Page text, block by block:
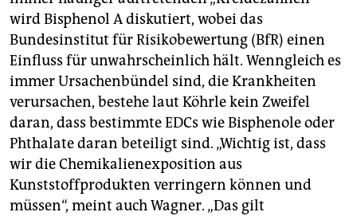
wird Bisphenol A diskutiert, wobei das
Bundesinstitut für Risikobewertung (BfR) einen
Einfluss für unwahrscheinlich hält. Wenngleich es
immer Ursachenbündel sind, die Krankheiten
verursachen, bestehe laut Köhrle kein Zweifel
daran, dass bestimmte EDCs wie Bisphenole oder
Phthalate daran beteiligt sind. „Wichtig ist, dass
wir die Chemikalienexposition aus
Kunststoffprodukten verringern können und
müssen“, meint auch Wagner. „Das gilt